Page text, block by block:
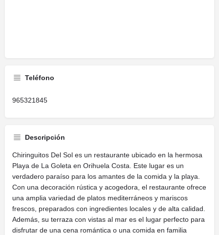
Teléfono
965321845
Descripción
Chiringuitos Del Sol es un restaurante ubicado en la hermosa
Playa de La Goleta en Orihuela Costa. Este lugar es un
verdadero paraíso para los amantes de la comida y la playa.
Con una decoración rústica y acogedora, el restaurante ofrece
una amplia variedad de platos mediterráneos y mariscos
frescos, preparados con ingredientes locales y de alta calidad.
Además, su terraza con vistas al mar es el lugar perfecto para
disfrutar de una cena romántica o una comida en familia